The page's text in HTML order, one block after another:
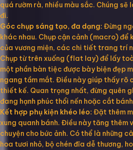
quá rườm rà, nhiều màu sắc. Chúng sẽ
đi.
Góc chụp sáng tạo, đa dạng: Đừng
khác nhau. Chụp cận cảnh (macro) để
của vương miện, các chi tiết trang trí
Chụp từ trên xuống (flat lay) để lấy
một phần bàn tiệc được bày biện đẹp
ngang tầm mắt. Điều này giúp thấy rõ
thiết kế. Quan trọng nhất, đừng quên
đang hạnh phúc thổi nến hoặc cắt
Kết hợp phụ kiện khéo léo: Đặt thêm
xung quanh bánh. Điều này tăng thêm
chuyện cho bức ảnh. Có thể là những
hoa tươi nhỏ, bộ chén đĩa dễ thương,